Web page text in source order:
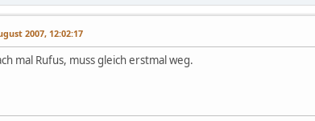
2007, 12:02:17
mal Rufus, muss gleich erstmal weg.